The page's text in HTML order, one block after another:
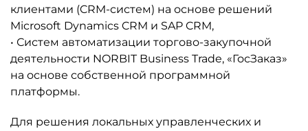
клиентами (CRM-систем) на основе решений
Microsoft Dynamics CRM и SAP CRM,
• Систем автоматизации торгово-закупочной
деятельности NORBIT Business Trade, «ГосЗаказ»
на основе собственной программной
платформы.
Для решения локальных управленческих и